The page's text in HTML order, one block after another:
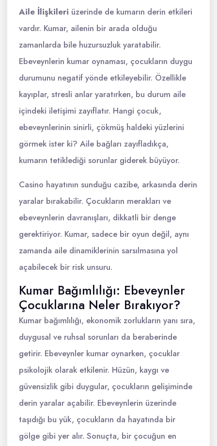
Aile İlişkileri üzerinde de kumarın derin etkileri
vardır. Kumar, ailenin bir arada olduğu
zamanlarda bile huzursuzluk yaratabilir.
Ebeveynlerin kumar oynaması, çocukların duygu
durumunu negatif yönde etkileyebilir. Özellikle
kayıplar, stresli anlar yaratırken, bu durum aile
içindeki iletişimi zayıflatır. Hangi çocuk,
ebeveynlerinin sinirli, çökmüş haldeki yüzlerini
görmek ister ki? Aile bağları zayıfladıkça,
kumarın tetiklediği sorunlar giderek büyüyor.
Casino hayatının sunduğu cazibe, arkasında derin
yaralar bırakabilir. Çocukların merakları ve
ebeveynlerin davranışları, dikkatli bir denge
gerektiriyor. Kumar, sadece bir oyun değil, aynı
zamanda aile dinamiklerinin sarsılmasına yol
açabilecek bir risk unsuru.
Kumar Bağımlılığı: Ebeveynler
Çocuklarına Neler Bırakıyor?
Kumar bağımlılığı, ekonomik zorlukların yanı sıra,
duygusal ve ruhsal sorunları da beraberinde
getirir. Ebeveynler kumar oynarken, çocuklar
psikolojik olarak etkilenir. Hüzün, kaygı ve
güvensizlik gibi duygular, çocukların gelişiminde
derin yaralar açabilir. Ebeveynlerin üzerinde
taşıdığı bu yük, çocukların da hayatında bir
gölge gibi yer alır. Sonuçta, bir çocuğun en